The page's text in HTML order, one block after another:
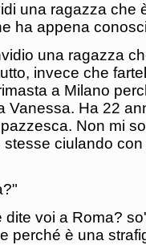
una ragazza che
ha appena
una ragazza
invece che
a Milano
Vanessa. Ha 22
Non mi
stesse ciulando
dite voi a Roma?
perché è una